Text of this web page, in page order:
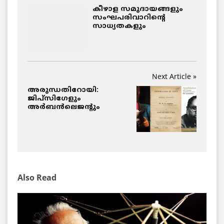
കീഴാള സമുദായങ്ങളും
സംഘപരിവാറിന്റെ
സാധ്യതകളും
Next Article »
അരുന്ധതിറോയി:
ജിപ്‌സിഗേളും
അര്‍ബന്‍ലെജന്റും
Also Read